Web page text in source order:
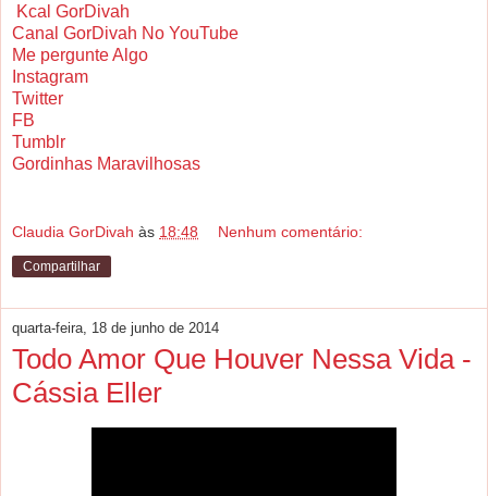
Kcal GorDivah
Canal GorDivah No YouTube
Me pergunte Algo
Instagram
Twitter
FB
Tumblr
Gordinhas Maravilhosas
Claudia GorDivah às 18:48 Nenhum comentário:
Compartilhar
quarta-feira, 18 de junho de 2014
Todo Amor Que Houver Nessa Vida -
Cássia Eller